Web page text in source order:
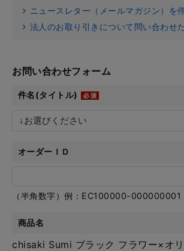
ニュースレター（メールマガジン）を
法人のお取り引きについて問い合わせ
お問い合わせフォーム
件名(タイトル)
オーダーＩＤ
（半角数字）例：EC100000-000000001
商品名
chisaki Sumi ブラック フラワー×オ